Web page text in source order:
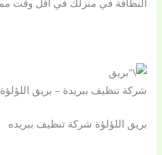
النظافة في منزلك في أقل وقت
شركة تنظيف ببريدة – بريق اللؤلؤة
بريق اللؤلؤة شركة تنظيف ببريده